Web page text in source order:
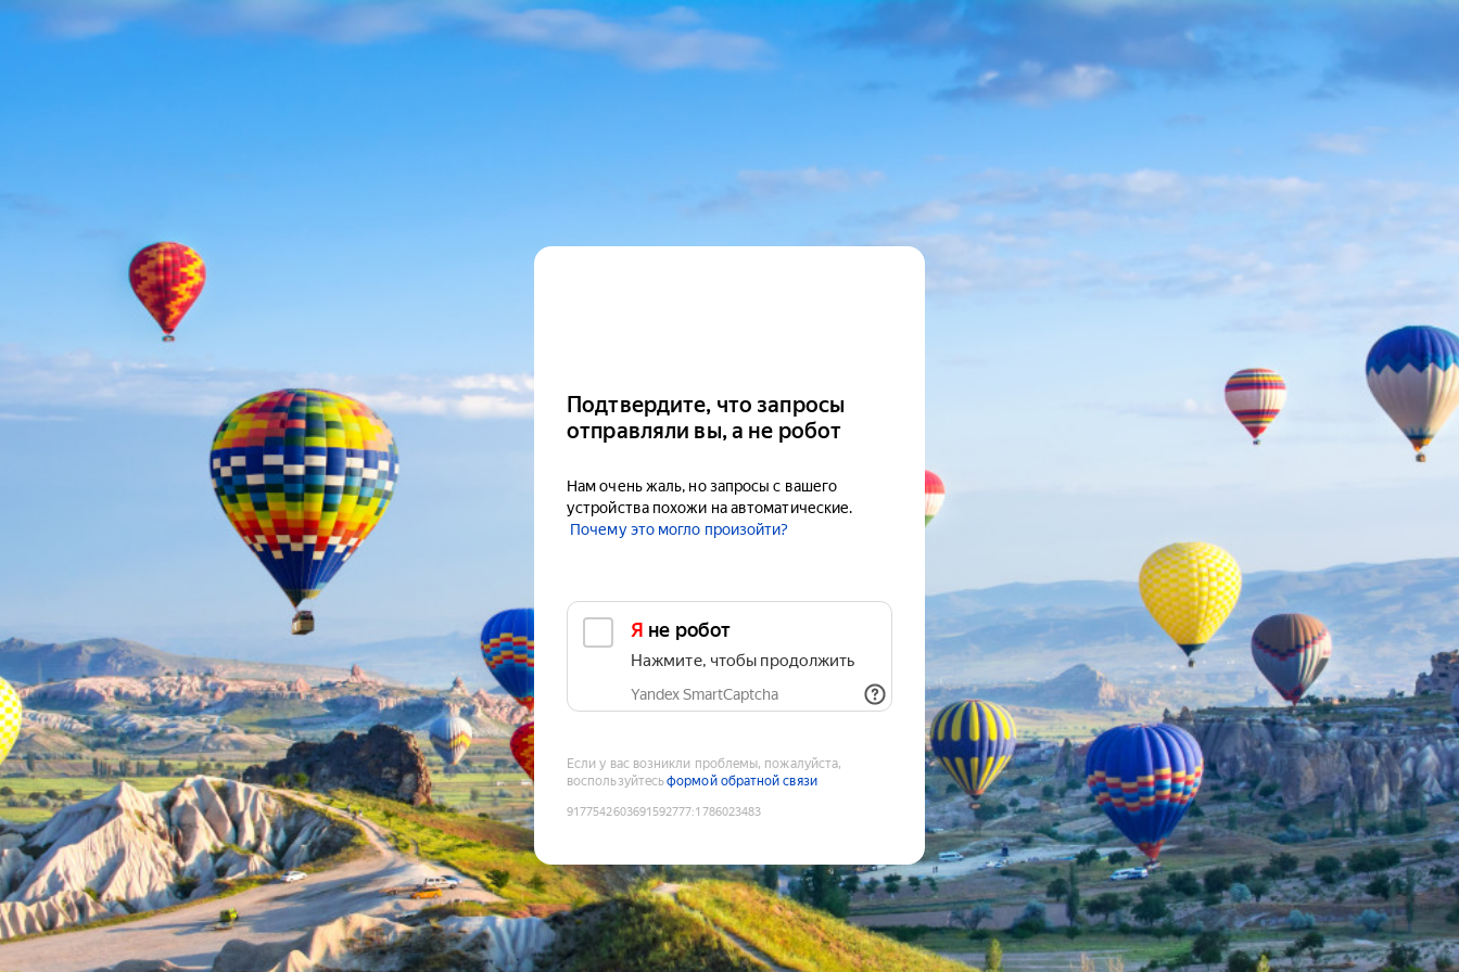
Подтвердите, что запросы
отправляли вы, а не робот
Нам очень жаль, но запросы с вашего
устройства похожи на автоматические.
Почему это могло произойти?
Я не робот
Нажмите, чтобы продолжить
Yandex SmartCaptcha
Если у вас возникли проблемы, пожалуйста,
воспользуйтесьформой обратной связи
9177542603691592777:1786023483